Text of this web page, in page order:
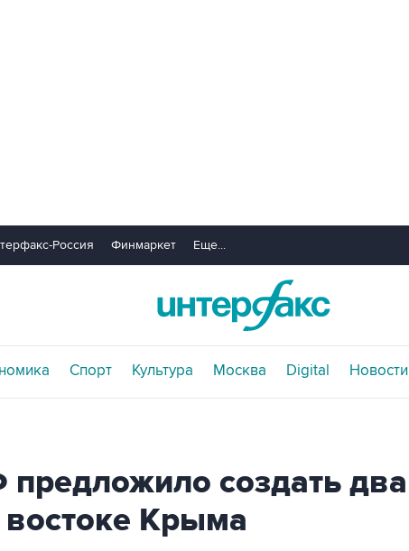
Россия Финмаркет Еще...
Спорт Культура Москва Digital Новости
создать два
востоке Крыма